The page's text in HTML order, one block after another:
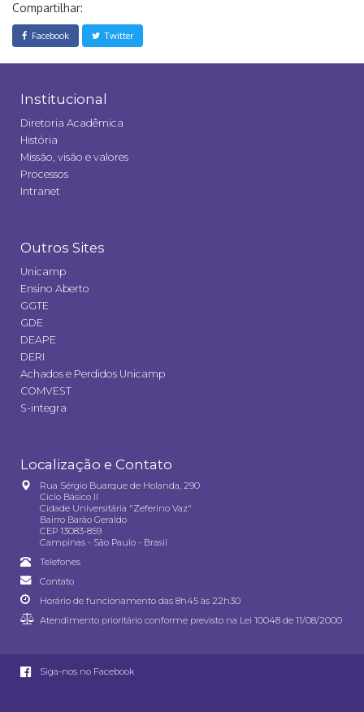
Compartilhar:
Facebook Twitter
Institucional
Diretoria Acadêmica
História
Missão, visão e valores
Processos
Intranet
Outros Sites
Unicamp
Ensino Aberto
GGTE
GDE
DEAPE
DERI
Achados e Perdidos Unicamp
COMVEST
S-integra
Localização e Contato
Rua Sérgio Buarque de Holanda, 290
Ciclo Básico II
Cidade Universitária "Zeferino Vaz"
Bairro Barão Geraldo
CEP 13083-859
Campinas - São Paulo - Brasil
Telefones
Contato
Horário de funcionamento das 8h45 às 22h30
Atendimento prioritário conforme previsto na Lei 10048 de 11/08/2000
Siga-nos no Facebook